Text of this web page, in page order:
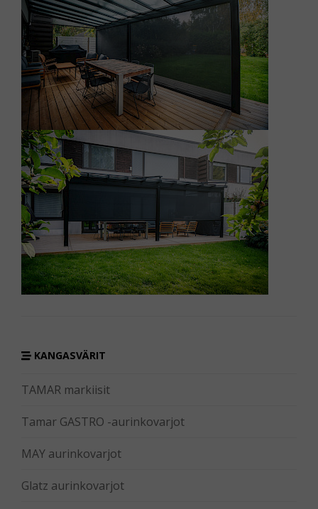
KANGASVÄRIT
TAMAR markiisit
Tamar GASTRO -aurinkovarjot
MAY aurinkovarjot
Glatz aurinkovarjot